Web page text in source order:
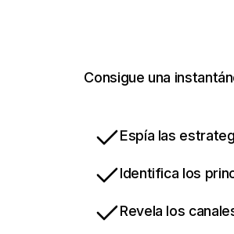
Consigue una
Espía las
Identifica los
Revela los